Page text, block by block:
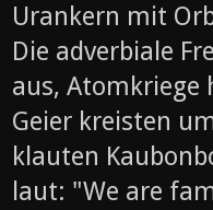
Urankern mit
Die adverbiale
aus,
Geier kreisten
klauten
laut: "We are